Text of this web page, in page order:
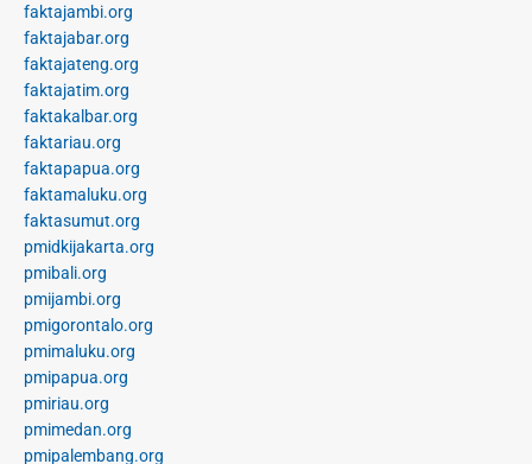
faktajambi.org
faktajabar.org
faktajateng.org
faktajatim.org
faktakalbar.org
faktariau.org
faktapapua.org
faktamaluku.org
faktasumut.org
pmidkijakarta.org
pmibali.org
pmijambi.org
pmigorontalo.org
pmimaluku.org
pmipapua.org
pmiriau.org
pmimedan.org
pmipalembang.org